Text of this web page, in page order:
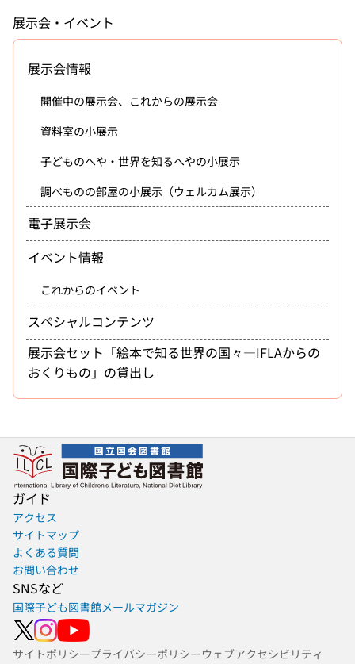
展示会・イベント
展示会情報
開催中の展示会、これからの展示会
資料室の小展示
子どものへや・世界を知るへやの小展示
調べものの部屋の小展示（ウェルカム展示）
電子展示会
イベント情報
これからのイベント
スペシャルコンテンツ
展示会セット「絵本で知る世界の国々―IFLAからの
おくりもの」の貸出し
ガイド
アクセス
サイトマップ
よくある質問
お問い合わせ
SNSなど
国際子ども図書館メールマガジン
サイトポリシープライバシーポリシーウェブアクセシビリティ